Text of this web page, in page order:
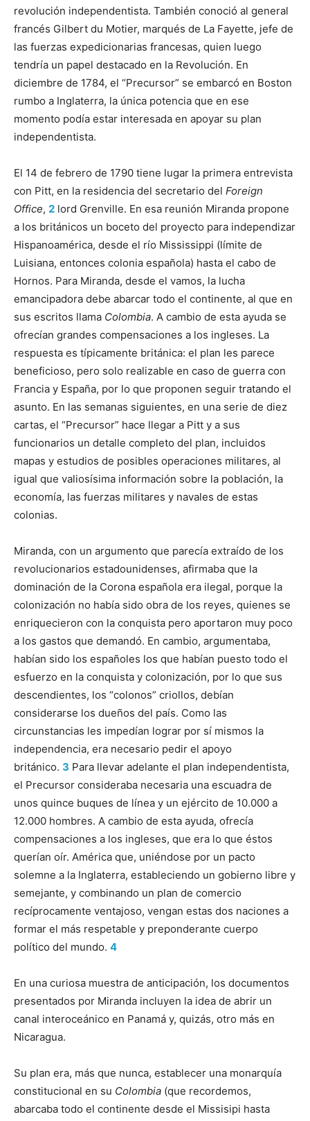
revolución independentista. También conoció al general
francés Gilbert du Motier, marqués de La Fayette, jefe de
las fuerzas expedicionarias francesas, quien luego
tendría un papel destacado en la Revolución. En
diciembre de 1784, el “Precursor” se embarcó en Boston
rumbo a Inglaterra, la única potencia que en ese
momento podía estar interesada en apoyar su plan
independentista.
El 14 de febrero de 1790 tiene lugar la primera entrevista
con Pitt, en la residencia del secretario del Foreign
Office, 2 lord Grenville. En esa reunión Miranda propone
a los británicos un boceto del proyecto para independizar
Hispanoamérica, desde el río Mississippi (límite de
Luisiana, entonces colonia española) hasta el cabo de
Hornos. Para Miranda, desde el vamos, la lucha
emancipadora debe abarcar todo el continente, al que en
sus escritos llama Colombia. A cambio de esta ayuda se
ofrecían grandes compensaciones a los ingleses. La
respuesta es típicamente británica: el plan les parece
beneficioso, pero solo realizable en caso de guerra con
Francia y España, por lo que proponen seguir tratando el
asunto. En las semanas siguientes, en una serie de diez
cartas, el “Precursor” hace llegar a Pitt y a sus
funcionarios un detalle completo del plan, incluidos
mapas y estudios de posibles operaciones militares, al
igual que valiosísima información sobre la población, la
economía, las fuerzas militares y navales de estas
colonias.
Miranda, con un argumento que parecía extraído de los
revolucionarios estadounidenses, afirmaba que la
dominación de la Corona española era ilegal, porque la
colonización no había sido obra de los reyes, quienes se
enriquecieron con la conquista pero aportaron muy poco
a los gastos que demandó. En cambio, argumentaba,
habían sido los españoles los que habían puesto todo el
esfuerzo en la conquista y colonización, por lo que sus
descendientes, los “colonos” criollos, debían
considerarse los dueños del país. Como las
circunstancias les impedían lograr por sí mismos la
independencia, era necesario pedir el apoyo
británico. 3 Para llevar adelante el plan independentista,
el Precursor consideraba necesaria una escuadra de
unos quince buques de línea y un ejército de 10.000 a
12.000 hombres. A cambio de esta ayuda, ofrecía
compensaciones a los ingleses, que era lo que éstos
querían oír. América que, uniéndose por un pacto
solemne a la Inglaterra, estableciendo un gobierno libre y
semejante, y combinando un plan de comercio
recíprocamente ventajoso, vengan estas dos naciones a
formar el más respetable y preponderante cuerpo
político del mundo. 4
En una curiosa muestra de anticipación, los documentos
presentados por Miranda incluyen la idea de abrir un
canal interoceánico en Panamá y, quizás, otro más en
Nicaragua.
Su plan era, más que nunca, establecer una monarquía
constitucional en su Colombia (que recordemos,
abarcaba todo el continente desde el Missisipi hasta